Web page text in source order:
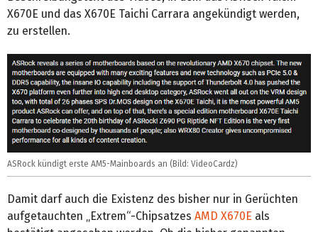
X670E und das X670E Taichi Carrara angekündigt werden,
zu erstellen.
ASRock kündigt erste AM5-Mainboards an (Bild: VideoCardz)
Damit darf auch die Existenz des bisher nur in Gerüchten
aufgetauchten „Extrem“-Chipsatzes AMD X670E als